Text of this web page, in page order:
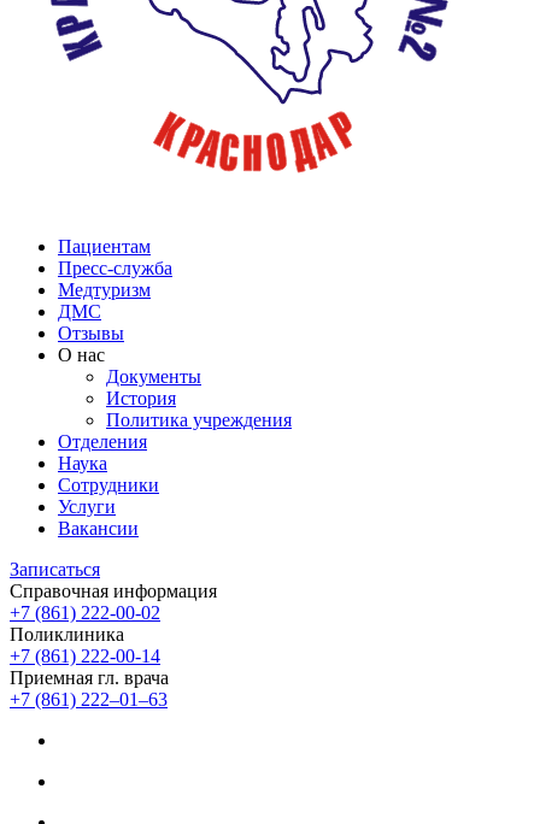
Пациентам
Пресс-служба
Медтуризм
ДМС
Отзывы
О нас
Документы
История
Политика учреждения
Отделения
Наука
Сотрудники
Услуги
Вакансии
Записаться
Справочная информация
+7 (861) 222-00-02
Поликлиника
+7 (861) 222-00-14
Приемная гл. врача
+7 (861) 222‒01‒63